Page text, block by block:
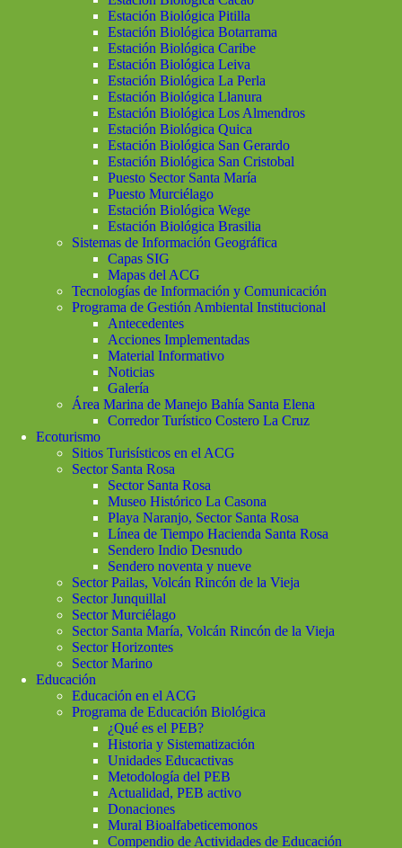
Estación Biológica Pitilla
Estación Biológica Botarrama
Estación Biológica Caribe
Estación Biológica Leiva
Estación Biológica La Perla
Estación Biológica Llanura
Estación Biológica Los Almendros
Estación Biológica Quica
Estación Biológica San Gerardo
Estación Biológica San Cristobal
Puesto Sector Santa María
Puesto Murciélago
Estación Biológica Wege
Estación Biológica Brasilia
Sistemas de Información Geográfica
Capas SIG
Mapas del ACG
Tecnologías de Información y Comunicación
Programa de Gestión Ambiental Institucional
Antecedentes
Acciones Implementadas
Material Informativo
Noticias
Galería
Área Marina de Manejo Bahía Santa Elena
Corredor Turístico Costero La Cruz
Ecoturismo
Sitios Turisísticos en el ACG
Sector Santa Rosa
Sector Santa Rosa
Museo Histórico La Casona
Playa Naranjo, Sector Santa Rosa
Línea de Tiempo Hacienda Santa Rosa
Sendero Indio Desnudo
Sendero noventa y nueve
Sector Pailas, Volcán Rincón de la Vieja
Sector Junquillal
Sector Murciélago
Sector Santa María, Volcán Rincón de la Vieja
Sector Horizontes
Sector Marino
Educación
Educación en el ACG
Programa de Educación Biológica
¿Qué es el PEB?
Historia y Sistematización
Unidades Educactivas
Metodología del PEB
Actualidad, PEB activo
Donaciones
Mural Bioalfabeticemonos
Compendio de Actividades de Educación